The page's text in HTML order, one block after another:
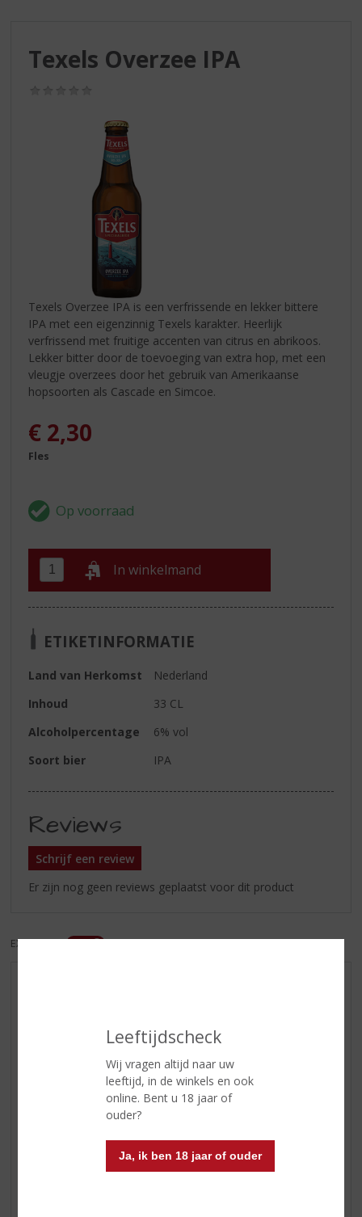
Leeftijdscheck
Wij vragen altijd naar uw
leeftijd, in de winkels en ook
online. Bent u 18 jaar of
ouder?
Ja, ik ben 18 jaar of ouder
Texels Overzee IPA
Texels Overzee IPA is een verfrissende en lekker bittere
IPA met een eigenzinnig Texels karakter. Heerlijk
verfrissend met fruitige accenten van citrus en abrikoos.
Lekker bitter door de toevoeging van extra hop, met een
vleugje overzees door het gebruik van Amerikaanse
hopsoorten als Cascade en Simcoe.
€ 2,30
Fles
In winkelmand
ETIKETINFORMATIE
Land van Herkomst
Nederland
Inhoud
33 CL
Alcoholpercentage
6% vol
Soort bier
IPA
Reviews
Schrijf een review
Er zijn nog geen reviews geplaatst voor dit product
EXCL. BTW INCL. BTW
WHISKY VAN DE MAAND
RUM VAN DE MAAND
BIER VAN DE MAAND
SPIRIT VAN DE MAAND
BIER SPECIALS